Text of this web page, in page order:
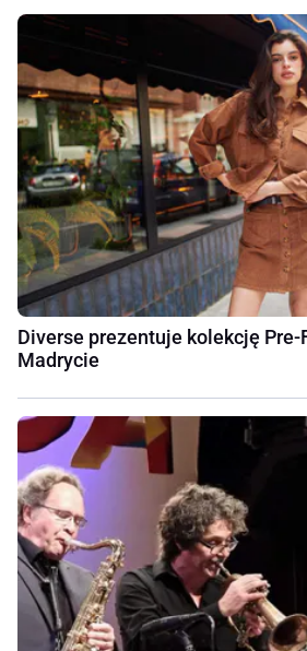
Diverse prezentuje kolekcję Pre-
Madrycie